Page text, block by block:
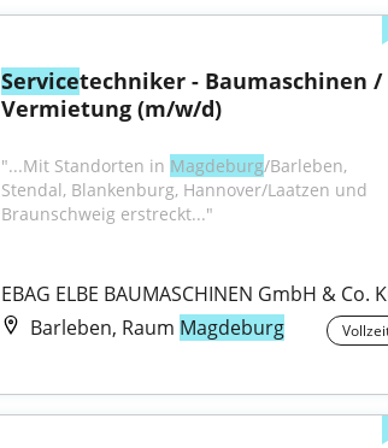
Servicetechniker - Baumaschinen /
Vermietung (m/w/d)
"...Mit Standorten in Magdeburg/Barleben,
Stendal, Blankenburg, Hannover/Laatzen und
Braunschweig erstreckt..."
EBAG ELBE BAUMASCHINEN GmbH & Co.
Barleben, Raum Magdeburg